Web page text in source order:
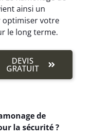
ainsi un
optimiser votre
le long terme.
DEVIS
GRATUIT
de
la sécurité ?